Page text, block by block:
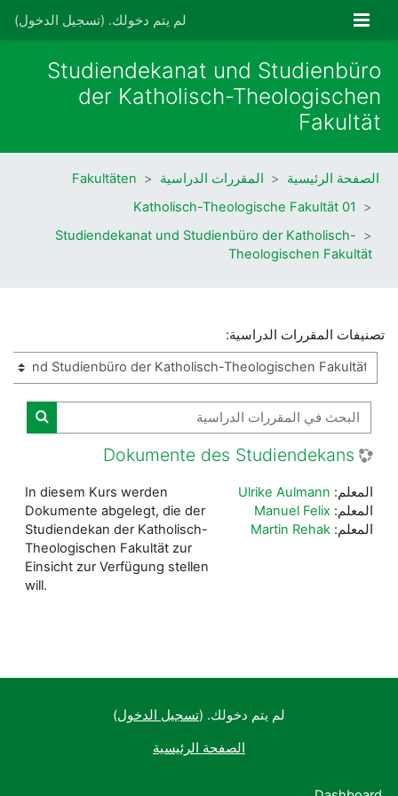
واجهة جانبية لم يتم دخولك. (تسجيل الدخول)
Studiendekanat und Studienbüro
der Katholisch-Theologischen
Fakultät
الصفحة الرئيسية المقررات الدراسية
Fakultäten
01 Katholisch-Theologische Fakultät
Studiendekanat und Studienbüro der Katholisch-
Theologischen Fakultät
تصنيفات المقررات الدراسية:
البحث في المقررات الدراسية
البحث
Dokumente des Studiendekans
In diesem Kurs werden
Dokumente abgelegt, die der
Studiendekan der Katholisch-
Theologischen Fakultät zur
Einsicht zur Verfügung stellen
will.
المعلم: Ulrike Aulmann
المعلم: Manuel Felix
المعلم: Martin Rehak
لم يتم دخولك. (تسجيل الدخول)
الصفحة الرئيسية